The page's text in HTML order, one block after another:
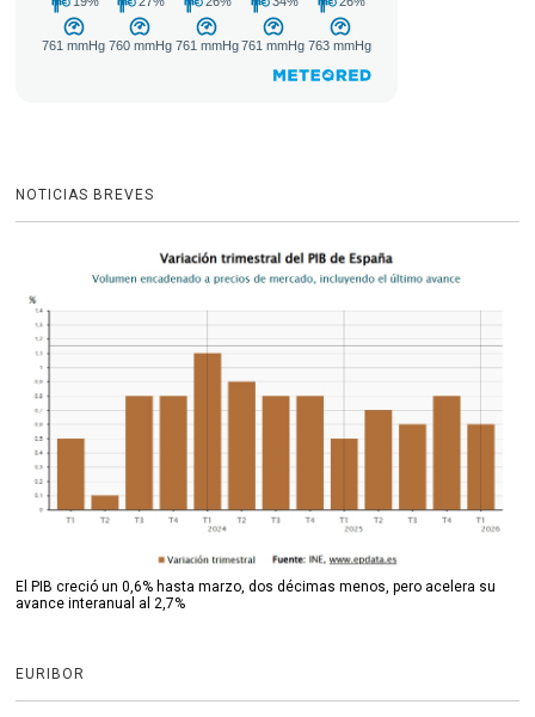
NOTICIAS BREVES
El PIB creció un 0,6% hasta marzo, dos décimas menos, pero acelera su
avance interanual al 2,7%
EURIBOR